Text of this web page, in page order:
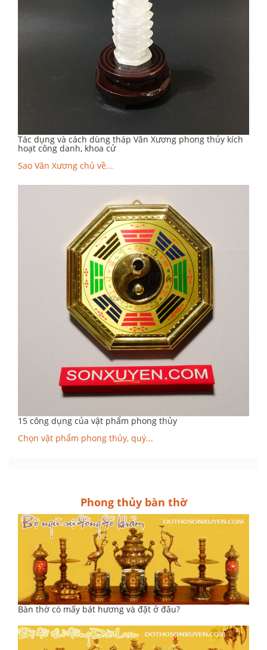
Tác dụng và cách dùng tháp Văn Xương phong thủy kích
hoạt công danh, khoa cử
Sao Văn Xương chủ về...
15 công dụng của vật phẩm phong thủy
Chọn vật phẩm phong thủy, quý...
Phong thủy bàn thờ
Bàn thờ có mấy bát hương và đặt ở đâu?